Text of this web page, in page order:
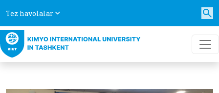
Tez havolalar